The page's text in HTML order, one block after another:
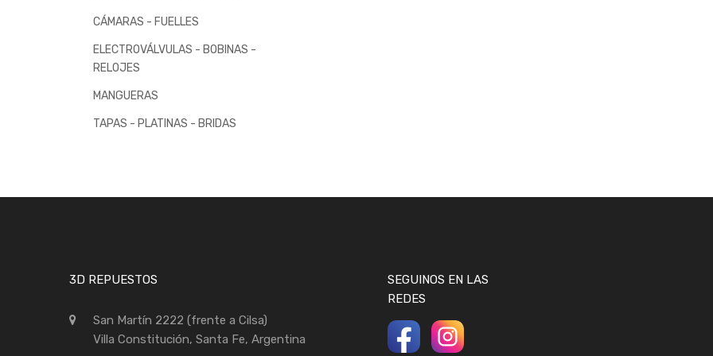
CÁMARAS - FUELLES
ELECTROVÁLVULAS - BOBINAS -
RELOJES
MANGUERAS
TAPAS - PLATINAS - BRIDAS
3D REPUESTOS
San Martín 2222 (frente a Cilsa)
Villa Constitución, Santa Fe, Argentina
SEGUINOS EN LAS
REDES